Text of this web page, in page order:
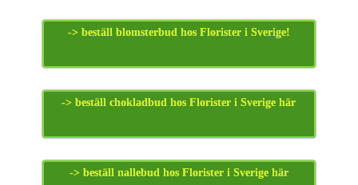
-> beställ blomsterbud hos Florister i Sverige!
-> beställ chokladbud hos Florister i Sverige här
-> beställ nallebud hos Florister i Sverige här